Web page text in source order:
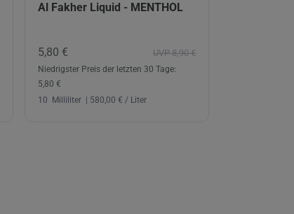
Al Fakher Liquid - MENTHOL
UVP 8,90 €
5,80 €
Niedrigster Preis der letzten 30 Tage:
5,80 €
10
Milliliter | 580,00 € / Liter